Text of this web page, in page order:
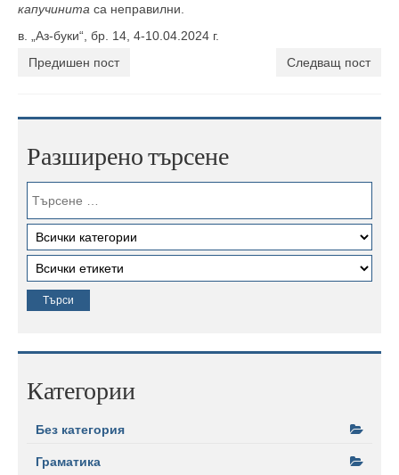
капучинита са неправилни.
в. „Аз-буки“, бр. 14, 4-10.04.2024 г.
Предишен пост
Следващ пост
Разширено търсене
Категории
Без категория
Граматика